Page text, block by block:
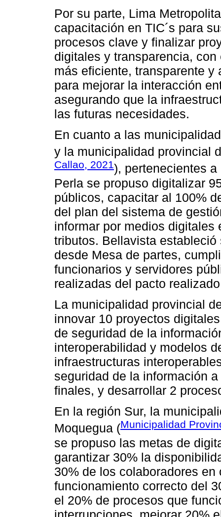
Por su parte, Lima
capacitación en TIC´s para
procesos clave y finalizar
digitales y transparencia,
más eficiente, transparente
para mejorar la interacción
asegurando que la
las futuras necesidades.
En cuanto a las
y la municipalidad provincial
Callao, 2021), pertenecientes
Perla se propuso digitalizar
públicos, capacitar al 100%
del plan del sistema de
informar por medios
tributos. Bellavista
desde Mesa de partes,
funcionarios y servidores
realizadas del pacto
La municipalidad provincial
innovar 10 proyectos
de seguridad de la
interoperabilidad y modelos
infraestructuras
seguridad de la información
finales, y desarrollar 2
En la región Sur, la
Moquegua (Municipalidad
se propuso las metas de
garantizar 30% la
30% de los colaboradores
funcionamiento correcto del
el 20% de procesos que